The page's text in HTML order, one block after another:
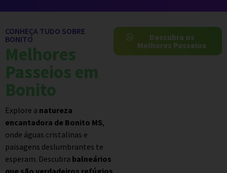
CONHEÇA TUDO SOBRE
BONITO
Melhores
Passeios em
Bonito
Explore a natureza
encantadora de Bonito MS,
onde águas cristalinas e
paisagens deslumbrantes te
esperam. Descubra balneários
Descubra os
Melhores Passeios